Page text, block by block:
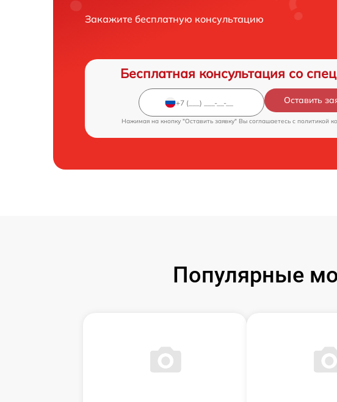
Закажите бесплатную консультацию
Бесплатная консультация со
Оставить
Нажимая на кнопку "Оставить заявку" Вы соглашаетесь c политикой
Популярные